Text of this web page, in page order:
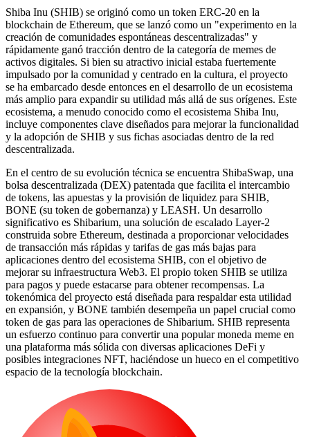
Shiba Inu (SHIB) se originó como un token ERC-20 en la
blockchain de Ethereum, que se lanzó como un "experimento en la
creación de comunidades espontáneas descentralizadas" y
rápidamente ganó tracción dentro de la categoría de memes de
activos digitales. Si bien su atractivo inicial estaba fuertemente
impulsado por la comunidad y centrado en la cultura, el proyecto
se ha embarcado desde entonces en el desarrollo de un ecosistema
más amplio para expandir su utilidad más allá de sus orígenes. Este
ecosistema, a menudo conocido como el ecosistema Shiba Inu,
incluye componentes clave diseñados para mejorar la funcionalidad
y la adopción de SHIB y sus fichas asociadas dentro de la red
descentralizada.
En el centro de su evolución técnica se encuentra ShibaSwap, una
bolsa descentralizada (DEX) patentada que facilita el intercambio
de tokens, las apuestas y la provisión de liquidez para SHIB,
BONE (su token de gobernanza) y LEASH. Un desarrollo
significativo es Shibarium, una solución de escalado Layer-2
construida sobre Ethereum, destinada a proporcionar velocidades
de transacción más rápidas y tarifas de gas más bajas para
aplicaciones dentro del ecosistema SHIB, con el objetivo de
mejorar su infraestructura Web3. El propio token SHIB se utiliza
para pagos y puede estacarse para obtener recompensas. La
tokenómica del proyecto está diseñada para respaldar esta utilidad
en expansión, y BONE también desempeña un papel crucial como
token de gas para las operaciones de Shibarium. SHIB representa
un esfuerzo continuo para convertir una popular moneda meme en
una plataforma más sólida con diversas aplicaciones DeFi y
posibles integraciones NFT, haciéndose un hueco en el competitivo
espacio de la tecnología blockchain.